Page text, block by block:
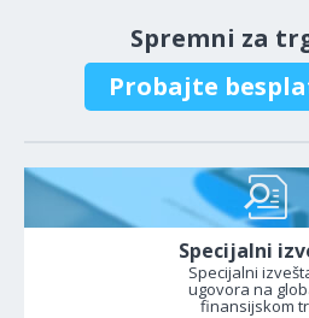
Spremni za
Probajte
Specijalni
Specijalni
ugovora na
finansijskom